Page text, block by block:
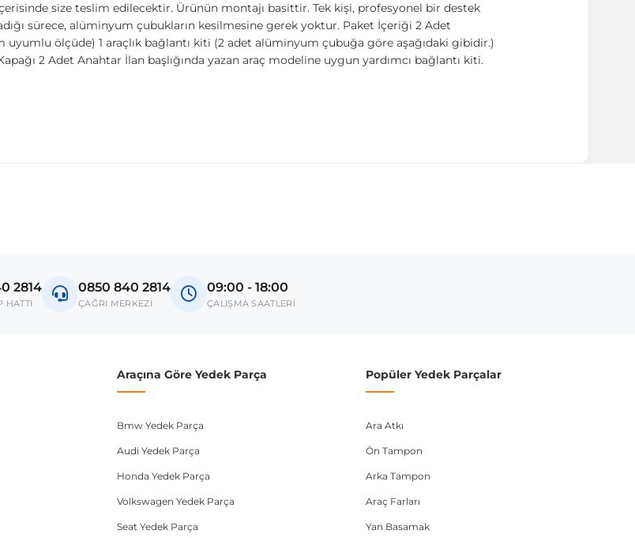
size teslim edilecektir. Ürünün montajı basittir. Tek kişi, profesyonel bir destek
sürece, alüminyum çubukların kesilmesine gerek yoktur. Paket İçeriği 2 Adet
uyumlu ölçüde) 1 araçlık bağlantı kiti (2 adet alüminyum çubuğa göre aşağıdaki gibidir.)
2 Adet Anahtar İlan başlığında yazan araç modeline uygun yardımcı bağlantı kiti.
kullanabilmektedir. Sipariş vermeden önce OEM numarası veya şasi numarası ile uyumluluğu kontrol
2814
HATTI
0850 840 2814
ÇAĞRI MERKEZİ
09:00 - 18:00
ÇALIŞMA SAATLERİ
Araçına Göre Yedek Parça
Bmw Yedek Parça
Audi Yedek Parça
Honda Yedek Parça
Volkswagen Yedek Parça
Seat Yedek Parça
Popüler Yedek Parçalar
Ara Atkı
Ön Tampon
Arka Tampon
Araç Farları
Yan Basamak